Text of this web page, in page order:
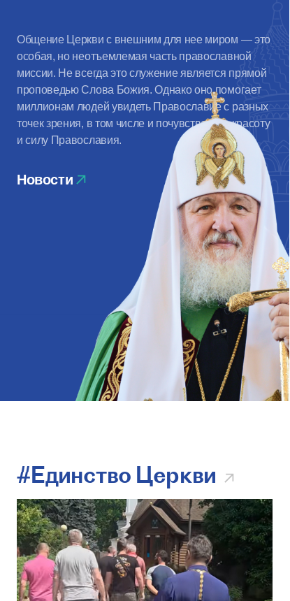
Общение Церкви с внешним для нее миром — это
особая, но неотъемлемая часть православной
миссии. Не всегда это служение является прямой
проповедью Слова Божия. Однако оно помогает
миллионам людей увидеть Православие с разных
точек зрения, в том числе и почувствовать красоту
и силу Православия.
Новости
#Единство Церкви